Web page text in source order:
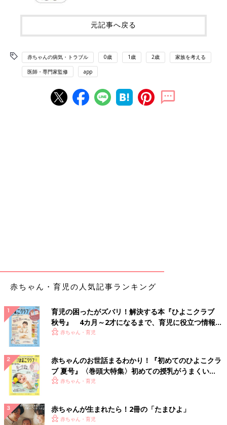
元記事へ戻る
赤ちゃんの病気・トラブル 0歳 1歳 2歳 家族を考える
医師・専門家監修 app
赤ちゃん・育児の人気記事ランキング
育児の困ったがズバリ！解決する本『ひよこクラブ
秋号』 4カ月～2才になるまで、育児に役立つ情報が
いっぱい！
赤ちゃん・育児
赤ちゃんのお世話まるわかり！『初めてのひよこクラ
ブ 夏号』〈巻頭大特集〉初めての授乳がうまくい
く！ おっぱい・ミルクの基本と夏のトラブル 解決テ
赤ちゃん・育児
赤ちゃんが生まれたら！2冊の「たまひよ」
赤ちゃん・育児